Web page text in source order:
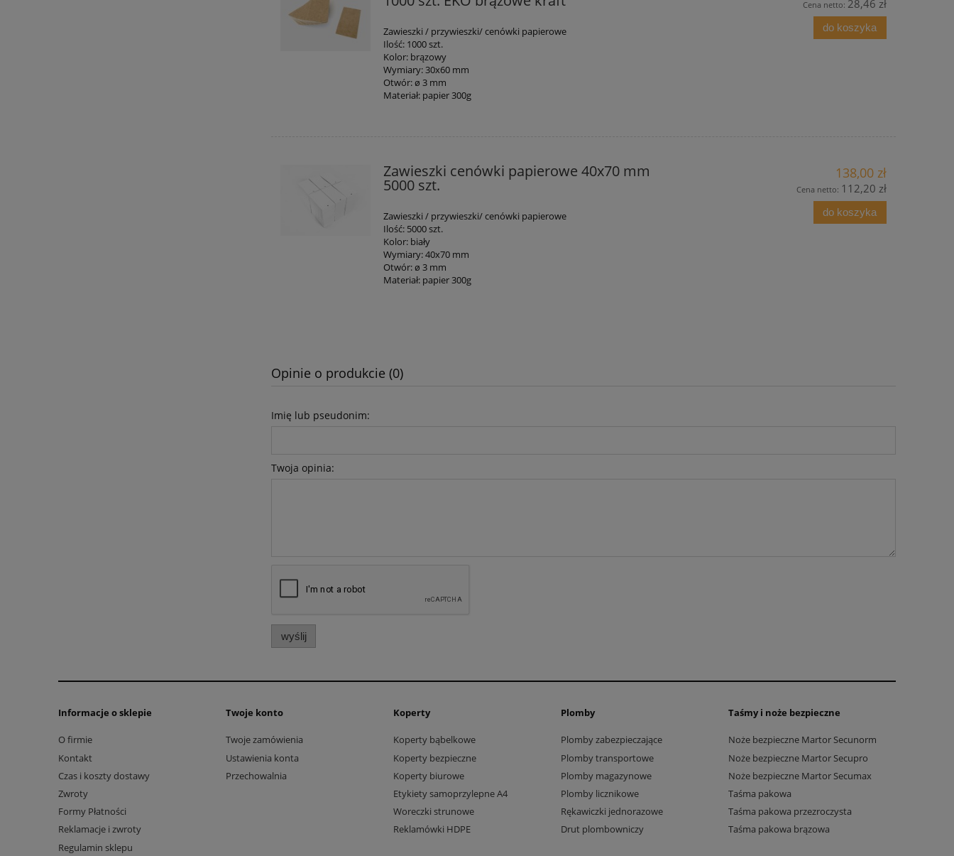
Zawieszki / przywieszki/ cenówki papierowe
Ilość: 1000 szt.
Kolor: brązowy
Wymiary: 30x60 mm
Otwór: ø 3 mm
Materiał: papier 300g
Cena netto: 28,46 zł
do koszyka
Zawieszki cenówki papierowe 40x70 mm
5000 szt.
Zawieszki / przywieszki/ cenówki papierowe
Ilość: 5000 szt.
Kolor: biały
Wymiary: 40x70 mm
Otwór: ø 3 mm
Materiał: papier 300g
138,00 zł
Cena netto: 112,20 zł
do koszyka
Opinie o produkcie (0)
Imię lub pseudonim:
Twoja opinia:
wyślij
Informacje o sklepie
O firmie
Kontakt
Czas i koszty dostawy
Zwroty
Formy Płatności
Reklamacje i zwroty
Regulamin sklepu
Twoje konto
Twoje zamówienia
Ustawienia konta
Przechowalnia
Koperty
Koperty bąbelkowe
Koperty bezpieczne
Koperty biurowe
Etykiety samoprzylepne A4
Woreczki strunowe
Reklamówki HDPE
Plomby
Plomby zabezpieczające
Plomby transportowe
Plomby magazynowe
Plomby licznikowe
Rękawiczki jednorazowe
Drut plombowniczy
Taśmy i noże bezpieczne
Noże bezpieczne Martor Secunorm
Noże bezpieczne Martor Secupro
Noże bezpieczne Martor Secumax
Taśma pakowa
Taśma pakowa przezroczysta
Taśma pakowa brązowa